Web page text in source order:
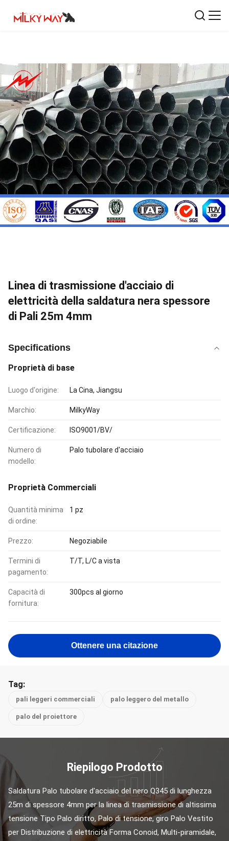
Linea di trasmissione d'acciaio di
elettricità della saldatura nera spessore
di Pali 25m 4mm
Specifications
Proprietà di base
Luogo d'origine: La Cina, Jiangsu
Marchio: MilkyWay
Certificazione: ISO9001/BV/
Numero di
modello:
Palo tubolare d'acciaio
Proprietà Commerciali
Quantità minima
di ordine:
1 pz
Prezzo: Negoziabile
Termini di
pagamento:
T/T, L/C a vista
Capacità di
fornitura:
300pcs al giorno
Ottenere una citazione
Tag:
pali leggeri commerciali palo leggero del metallo
palo del proiettore
Riepilogo Prodotto
Saldatura Palo tubolare d'acciaio del nero Q345 di lunghezza
25m di spessore 4mm per la linea di trasmissione di altissima
tensione Tipo Palo diritto, Palo di tensione, giro Palo Vestito
per Distribuzione di elettricità Forma Conoid, Multi-piramidale,